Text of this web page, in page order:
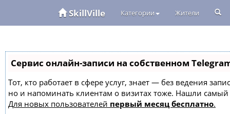
SkillVille Категории Жители
Сервис онлайн-записи на собственном
Тот, кто работает в сфере услуг, знает — без ведения
но и напоминать клиентам о визитах тоже. Нашли
Для новых пользователей первый месяц бесплатно.